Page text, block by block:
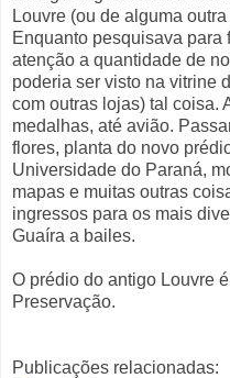
Louvre (ou de alguma
Enquanto pesquisava para
atenção a quantidade de
poderia ser visto na vitrine
com outras lojas) tal coisa.
medalhas, até avião.
flores, planta do novo
Universidade do Paraná,
mapas e muitas outras
ingressos para os mais
Guaíra a bailes.
O prédio do antigo Louvre
Preservação.
Publicações relacionadas: